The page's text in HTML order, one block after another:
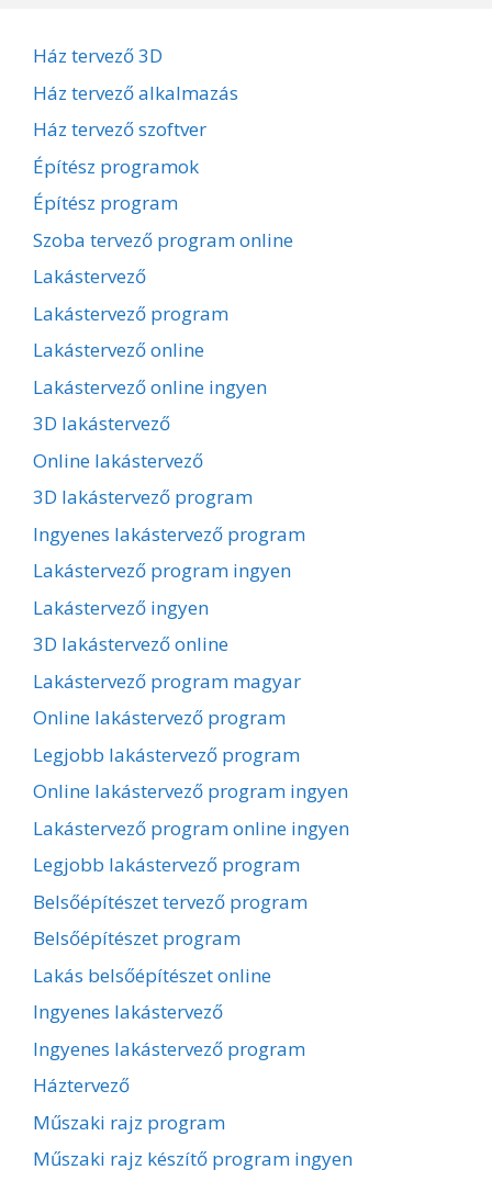
Ház tervező 3D
Ház tervező alkalmazás
Ház tervező szoftver
Építész programok
Építész program
Szoba tervező program online
Lakástervező
Lakástervező program
Lakástervező online
Lakástervező online ingyen
3D lakástervező
Online lakástervező
3D lakástervező program
Ingyenes lakástervező program
Lakástervező program ingyen
Lakástervező ingyen
3D lakástervező online
Lakástervező program magyar
Online lakástervező program
Legjobb lakástervező program
Online lakástervező program ingyen
Lakástervező program online ingyen
Legjobb lakástervező program
Belsőépítészet tervező program
Belsőépítészet program
Lakás belsőépítészet online
Ingyenes lakástervező
Ingyenes lakástervező program
Háztervező
Műszaki rajz program
Műszaki rajz készítő program ingyen